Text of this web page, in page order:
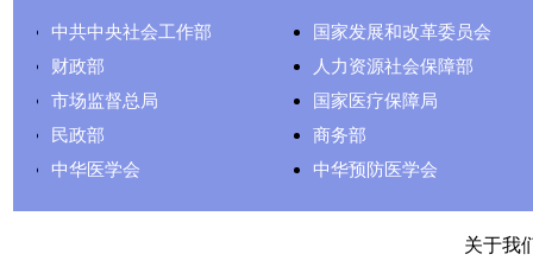
中共中央社会工作部
国家发展和改革委员会
财政部
人力资源社会保障部
市场监督总局
国家医疗保障局
民政部
商务部
中华医学会
中华预防医学会
关于我